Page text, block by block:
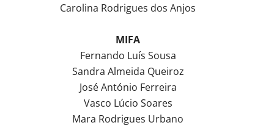
Carolina Rodrigues dos Anjos
MIFA
Fernando Luís Sousa
Sandra Almeida Queiroz
José António Ferreira
Vasco Lúcio Soares
Mara Rodrigues Urbano